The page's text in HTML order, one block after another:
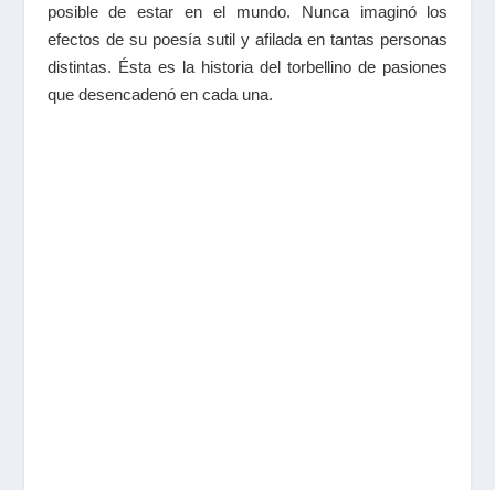
posible de estar en el mundo. Nunca imaginó los
efectos de su poesía sutil y afilada en tantas personas
distintas. Ésta es la historia del torbellino de pasiones
que desencadenó en cada una.